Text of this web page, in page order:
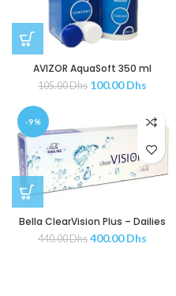
AVIZOR AquaSoft 350 ml
105.00Dhs 100.00Dhs
-9%
Bella ClearVision Plus – Dailies
440.00Dhs 400.00Dhs